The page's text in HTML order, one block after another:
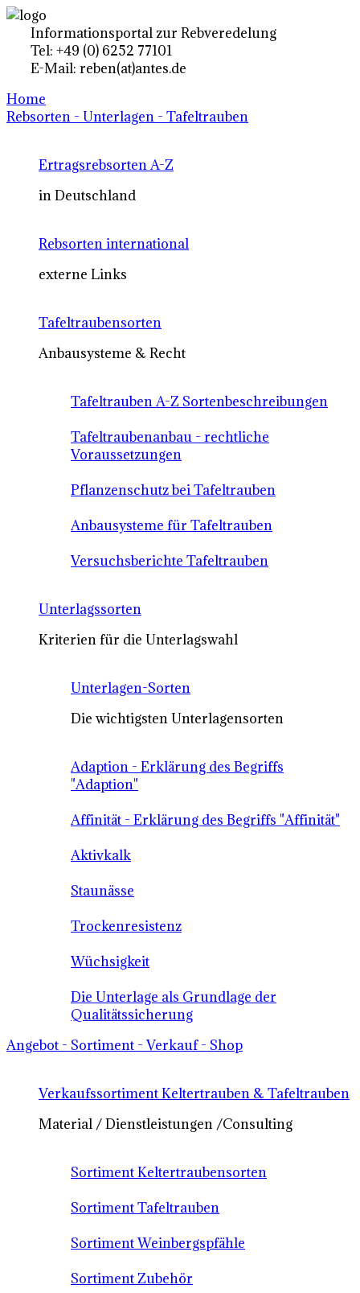
Informationsportal zur Rebveredelung
Tel: +49 (0) 6252 77101
E-Mail: reben(at)antes.de
Home
Rebsorten - Unterlagen - Tafeltrauben
Ertragsrebsorten A-Z
in Deutschland
Rebsorten international
externe Links
Tafeltraubensorten
Anbausysteme & Recht
Tafeltrauben A-Z Sortenbeschreibungen
Tafeltraubenanbau - rechtliche
Voraussetzungen
Pflanzenschutz bei Tafeltrauben
Anbausysteme für Tafeltrauben
Versuchsberichte Tafeltrauben
Unterlagssorten
Kriterien für die Unterlagswahl
Unterlagen-Sorten
Die wichtigsten Unterlagensorten
Adaption - Erklärung des Begriffs
"Adaption"
Affinität - Erklärung des Begriffs "Affinität"
Aktivkalk
Staunässe
Trockenresistenz
Wüchsigkeit
Die Unterlage als Grundlage der
Qualitätssicherung
Angebot - Sortiment - Verkauf - Shop
Verkaufssortiment Keltertrauben & Tafeltrauben
Material / Dienstleistungen /Consulting
Sortiment Keltertraubensorten
Sortiment Tafeltrauben
Sortiment Weinbergspfähle
Sortiment Zubehör